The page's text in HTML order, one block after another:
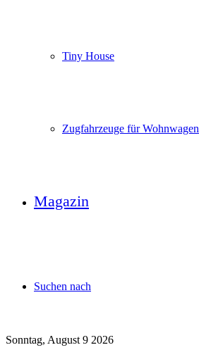
Tiny House
Zugfahrzeuge für Wohnwagen
Magazin
Suchen nach
Sonntag, August 9 2026